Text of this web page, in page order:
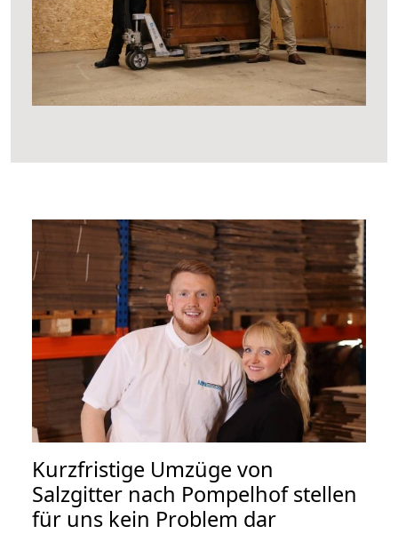
Kurzfristige Umzüge von
Salzgitter nach Pompelhof stellen
für uns kein Problem dar